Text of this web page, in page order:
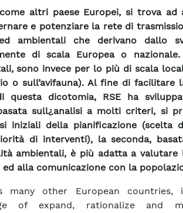
come altri paese Europei, si trova
e potenziare la rete di
ambientali che derivano dallo
di scala Europea o
sono invece per lo più di scala
o sull’avifauna). Al fine di facilitare
questa dicotomia, RSE ha
sull¿analisi a molti criteri, si
iniziali della pianificazione (scelta
di interventi), la seconda,
ambientali, è più adatta a
ed alla comunicazione con la
many other European countries,
of expand, rationalize and